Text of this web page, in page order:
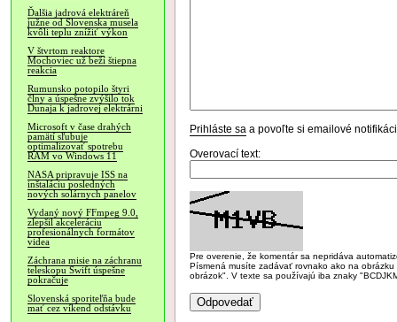
Ďalšia jadrová elektráreň
južne od Slovenska musela
kvôli teplu znížiť výkon
V štvrtom reaktore
Mochoviec už beží štiepna
reakcia
Rumunsko potopilo štyri
člny a úspešne zvýšilo tok
Dunaja k jadrovej elektrárni
Microsoft v čase drahých
pamätí sľubuje
optimalizovať spotrebu
RAM vo Windows 11
NASA pripravuje ISS na
inštaláciu posledných
nových solárnych panelov
Vydaný nový FFmpeg 9.0,
zlepšil akceleráciu
profesionálnych formátov
videa
Záchrana misie na záchranu
teleskopu Swift úspešne
pokračuje
Slovenská sporiteľňa bude
mať cez víkend odstávku
Prihláste sa a povoľte si emailové
Overovací text:
Pre overenie, že komentár sa nepridáva
Písmená musíte zadávať rovnako ako na
obrázok". V texte sa používajú iba znaky